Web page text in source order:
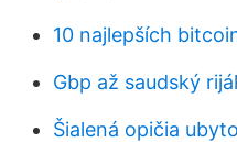
10 najlepších
Gbp až saudský rijál
Šialená opičia